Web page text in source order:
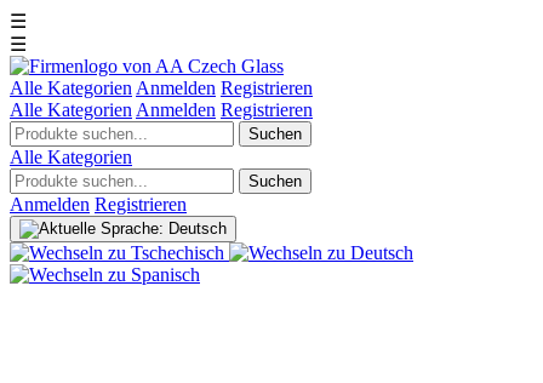
☰
☰
Alle Kategorien Anmelden Registrieren
Alle Kategorien Anmelden Registrieren
Suchen
Alle Kategorien
Suchen
Anmelden Registrieren